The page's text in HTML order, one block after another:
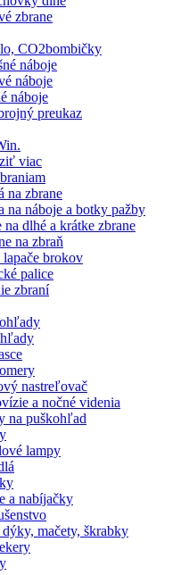
zbrane
CO2bombičky
náboje
náboje
náboje
preukaz
viac
na zbrane
na náboje a botky pažby
na dlhé a krátke zbrane
na zbraň
lapače brokov
palice
zbraní
nastreľovač
a nočné videnia
na puškohľad
lampy
a nabíjačky
mačety, škrabky